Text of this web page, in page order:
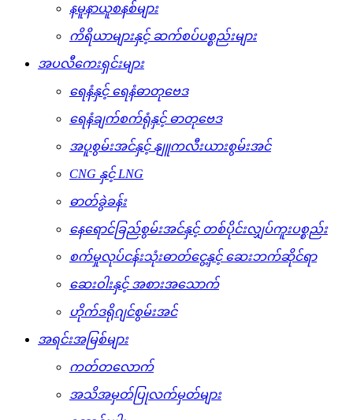
နမူနာယူစနစ်များ
ကိရိယာများနှင့် ဆက်စပ်ပစ္စည်းများ
အပလီကေးရှင်းများ
ရေနံနှင့် ရေနံဓာတုဗေဒ
ရေနံချက်စက်ရုံနှင့် ဓာတုဗေဒ
အပူစွမ်းအင်နှင့် နျူကလီးယားစွမ်းအင်
CNG နှင့် LNG
ဓာတ်ခွဲခန်း
နေရောင်ခြည်စွမ်းအင်နှင့် တစ်ပိုင်းလျှပ်ကူးပစ္စည်း
စက်မှုလုပ်ငန်းသုံးဓာတ်ငွေ့နှင့် ဆေးဘက်ဆိုင်ရာ
ဆေးဝါးနှင့် အစားအသောက်
ဟိုက်ဒရိုဂျင်စွမ်းအင်
အရင်းအမြစ်များ
ကတ်တလောက်
အသိအမှတ်ပြုလက်မှတ်များ